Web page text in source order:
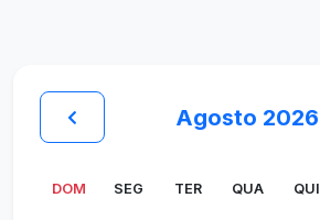
Agosto 2026
DOM SEG TER QUA QUI